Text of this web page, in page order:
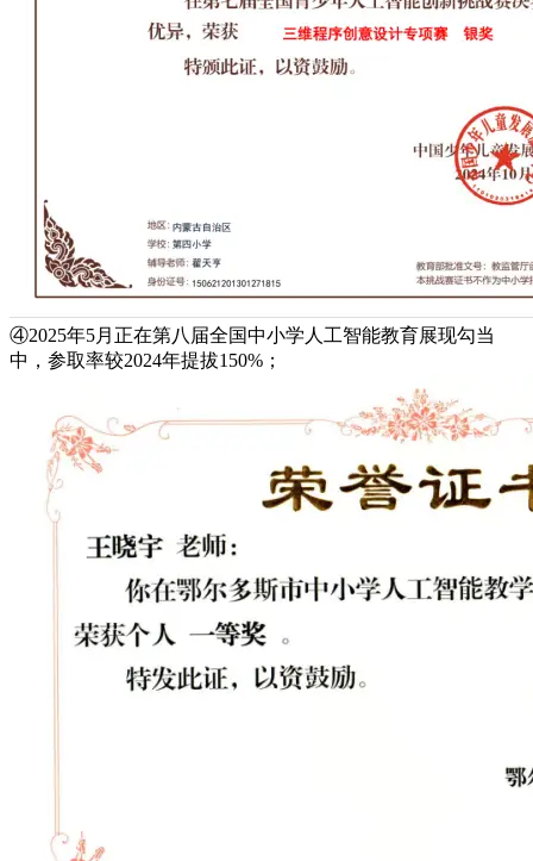
④2025年5月正在第八届全国中小学人工智能教育展现勾当
中，参取率较2024年提拔150%；